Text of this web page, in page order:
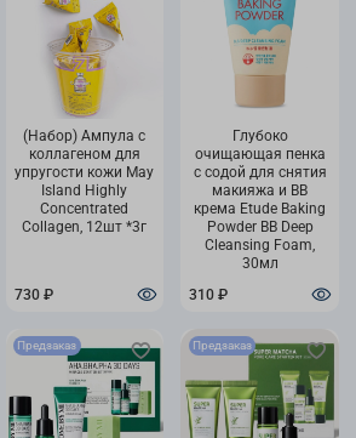
(Набор) Ампула с
коллагеном для
упругости кожи May
Island Highly
Concentrated
Collagen, 12шт *3г
730 ₽
Глубоко
очищающая пенка
с содой для снятия
макияжа и ВВ
крема Etude Baking
Powder BB Deep
Cleansing Foam,
30мл
310 ₽
Предзаказ Предзаказ